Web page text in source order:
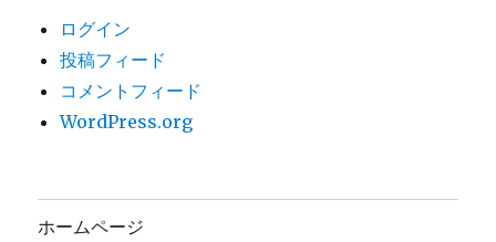
ログイン
投稿フィード
コメントフィード
WordPress.org
ホームページ